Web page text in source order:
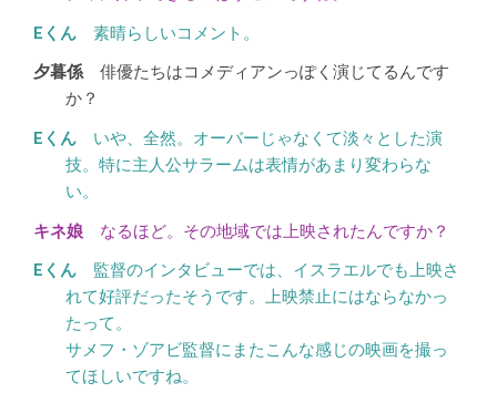
素晴らしいコメント。
俳優たちはコメディアンっぽく演じてるんです
か？
いや、全然。オーバーじゃなくて淡々とした演
技。特に主人公サラームは表情があまり変わらな
い。
なるほど。その地域では上映されたんですか？
監督のインタビューでは、イスラエルでも上映さ
れて好評だったそうです。上映禁止にはならなかっ
たって。
サメフ・ゾアビ監督にまたこんな感じの映画を撮っ
てほしいですね。